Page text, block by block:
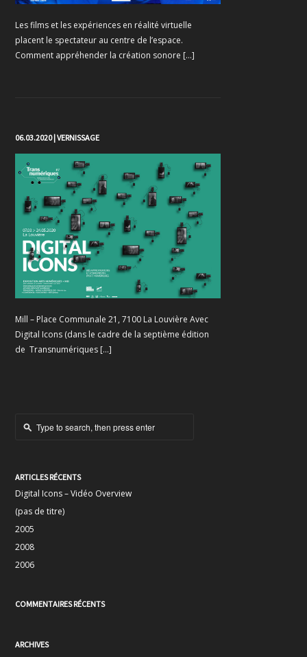
Les films et les expériences en réalité virtuelle
placent le spectateur au centre de l’espace.
Comment appréhender la création sonore […]
06.03.2020 | VERNISSAGE
Mill – Place Communale 21, 7100 La Louvière Avec
Digital Icons (dans le cadre de la septième édition
de Transnumériques […]
ARTICLES RÉCENTS
Digital Icons – Vidéo Overview
(pas de titre)
2005
2008
2006
COMMENTAIRES RÉCENTS
ARCHIVES